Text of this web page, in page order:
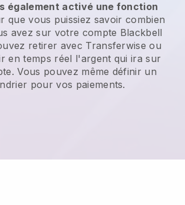
également activé une fonction
que vous puissiez savoir combien
avez sur votre compte Blackbell
retirer avec Transferwise ou
en temps réel l'argent qui ira sur
Vous pouvez même définir un
pour vos paiements.